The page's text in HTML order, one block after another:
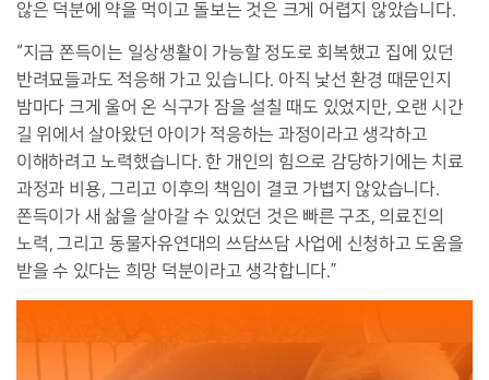
않은 덕분에 약을 먹이고 돌보는 것은 크게 어렵지 않았습니다.
“지금 쫀득이는 일상생활이 가능할 정도로 회복했고 집에 있던
반려묘들과도 적응해 가고 있습니다. 아직 낯선 환경 때문인지
밤마다 크게 울어 온 식구가 잠을 설칠 때도 있었지만,오랜 시간
길 위에서 살아왔던 아이가 적응하는 과정이라고 생각하고
이해하려고 노력했습니다.한 개인의 힘으로 감당하기에는 치료
과정과 비용, 그리고 이후의 책임이 결코 가볍지 않았습니다.
쫀득이가 새 삶을 살아갈 수 있었던 것은 빠른 구조, 의료진의
노력, 그리고 동물자유연대의 쓰담쓰담 사업에 신청하고 도움을
받을 수 있다는 희망 덕분이라고 생각합니다.”